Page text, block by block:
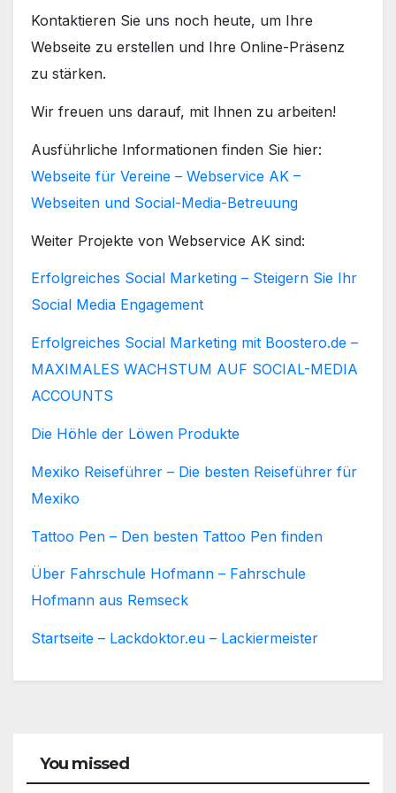
Kontaktieren Sie uns noch heute, um Ihre
Webseite zu erstellen und Ihre Online-Präsenz
zu stärken.
Wir freuen uns darauf, mit Ihnen zu arbeiten!
Ausführliche Informationen finden Sie hier:
Webseite für Vereine – Webservice AK –
Webseiten und Social-Media-Betreuung
Weiter Projekte von Webservice AK sind:
Erfolgreiches Social Marketing – Steigern Sie Ihr
Social Media Engagement
Erfolgreiches Social Marketing mit Boostero.de –
MAXIMALES WACHSTUM AUF SOCIAL-MEDIA
ACCOUNTS
Die Höhle der Löwen Produkte
Mexiko Reiseführer – Die besten Reiseführer für
Mexiko
Tattoo Pen – Den besten Tattoo Pen finden
Über Fahrschule Hofmann – Fahrschule
Hofmann aus Remseck
Startseite – Lackdoktor.eu – Lackiermeister
You missed